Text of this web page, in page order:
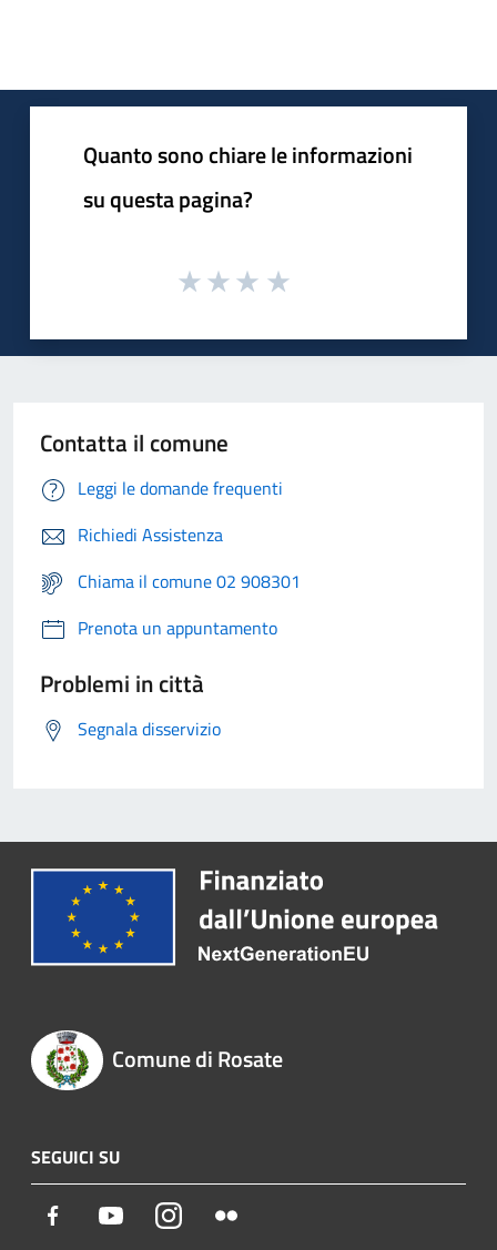
Quanto sono chiare le informazioni
su questa pagina?
Contatta il comune
Leggi le domande frequenti
Richiedi Assistenza
Chiama il comune 02 908301
Prenota un appuntamento
Problemi in città
Segnala disservizio
Comune di Rosate
SEGUICI SU
Facebook YoutubeInstagram